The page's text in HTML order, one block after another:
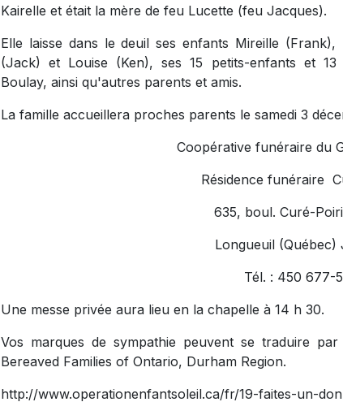
Kairelle et était la mère de feu Lucette (feu Jacques).
Elle laisse dans le deuil ses enfants Mireille
(Jack) et Louise (Ken), ses 15 petits-enfants et
Boulay, ainsi qu'autres parents et amis.
La famille accueillera proches parents le samedi 3
Coopérative funéraire du
Résidence funéraire
635, boul. Curé-
Longueuil
Tél. : 450 677-
Une messe privée aura lieu en la chapelle à 14 h 30.
Vos marques de sympathie peuvent se traduire
Bereaved Families of Ontario, Durham Region.
http://www.operationenfantsoleil.ca/fr/19-faites-un-don